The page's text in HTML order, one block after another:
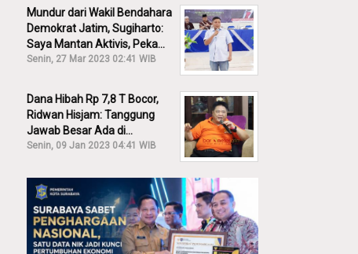
Mundur dari Wakil Bendahara
Demokrat Jatim, Sugiharto:
Saya Mantan Aktivis, Peka
Sekali Kalau Ada yang
Senin, 27 Mar 2023 02:41 WIB
Dana Hibah Rp 7,8 T Bocor,
Ridwan Hisjam: Tanggung
Jawab Besar Ada di
Pemprov, Bukan DPRD Jatim!
Senin, 09 Jan 2023 04:41 WIB